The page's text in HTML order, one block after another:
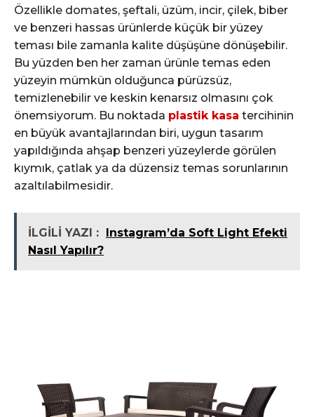
Özellikle domates, şeftali, üzüm, incir, çilek, biber
ve benzeri hassas ürünlerde küçük bir yüzey
teması bile zamanla kalite düşüşüne dönüşebilir.
Bu yüzden ben her zaman ürünle temas eden
yüzeyin mümkün olduğunca pürüzsüz,
temizlenebilir ve keskin kenarsız olmasını çok
önemsiyorum. Bu noktada plastik kasa tercihinin
en büyük avantajlarından biri, uygun tasarım
yapıldığında ahşap benzeri yüzeylerde görülen
kıymık, çatlak ya da düzensiz temas sorunlarının
azaltılabilmesidir.
İLGİLİ YAZI : Instagram’da Soft Light Efekti
Nasıl Yapılır?